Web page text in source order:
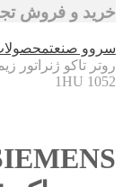
خرید و فروش
سروو صنعت
روتر تاکو ژنراتور
1HU 1052